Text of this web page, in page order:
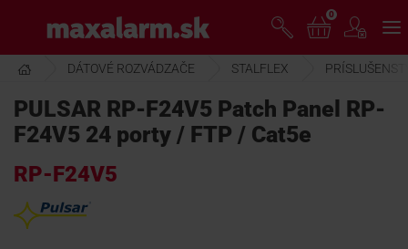
hlavnému
obsahu
www.maxalarm.sk
AKCIA MESIACA
PRODUKTY
0
DÁTOVÉ ROZVÁDZAČE STALFLEX
PULSAR RP-F24V5 Patch Panel RP-
F24V5 24 porty / FTP / Cat5e
RP-F24V5